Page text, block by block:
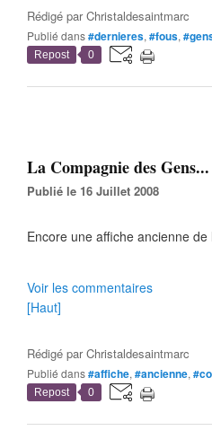
Rédigé parChristaldesaintmarc
Publié dans#dernieres, #fous,
Repost 0
La Compagnie des Gens...
Publié le 16 Juillet 2008
Encore une affiche ancienne
Voir les commentaires
[Haut]
Rédigé parChristaldesaintmarc
Publié dans#affiche, #ancienne,
Repost 0